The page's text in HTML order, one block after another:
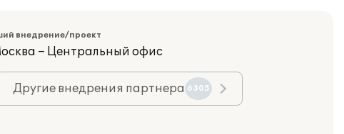
внедрение/проект
– Центральный офис
Другие внедрения партнера 6305